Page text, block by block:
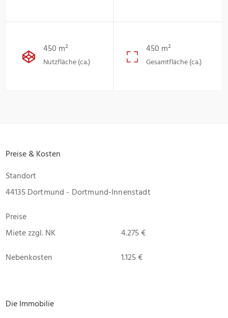
450 m²
Nutzfläche (ca.)
450 m²
Gesamtfläche (ca.)
Preise & Kosten
Standort
44135 Dortmund - Dortmund-Innenstadt
Preise
Miete zzgl. NK
4.275 €
Nebenkosten
1.125 €
Die Immobilie